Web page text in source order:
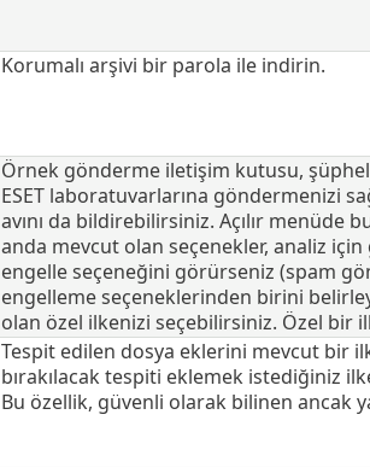
Korumalı arşivi bir parola ile indirin.
Örnek gönderme iletişim kutusu, şüpheli
ESET laboratuvarlarına göndermenizi
avını da bildirebilirsiniz. Açılır
anda mevcut olan seçenekler, analiz
engelle seçeneğini görürseniz (spam
engelleme seçeneklerinden birini
olan özel ilkenizi seçebilirsiniz. Özel bir
Tespit edilen dosya eklerini mevcut bir
bırakılacak tespiti eklemek istediğiniz
Bu özellik, güvenli olarak bilinen ancak